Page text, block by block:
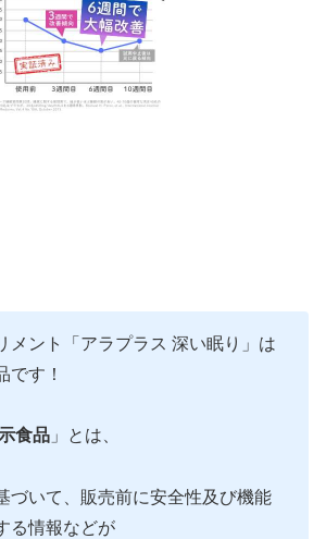
メント「アラプラス 深い眠り」は
です！
食品 」とは、
づいて、販売前に安全性及び機能
る情報などが